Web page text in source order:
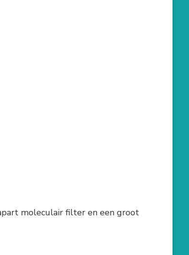
moleculair filter en een groot